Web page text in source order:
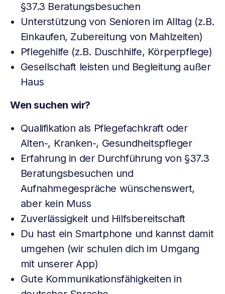
§37.3 Beratungsbesuchen
Unterstützung von Senioren im Alltag (z.B.
Einkaufen, Zubereitung von Mahlzeiten)
Pflegehilfe (z.B. Duschhilfe, Körperpflege)
Gesellschaft leisten und Begleitung außer
Haus
Wen suchen wir?
Qualifikation als Pflegefachkraft oder
Alten-, Kranken-, Gesundheitspfleger
Erfahrung in der Durchführung von §37.3
Beratungsbesuchen und
Aufnahmegespräche wünschenswert,
aber kein Muss
Zuverlässigkeit und Hilfsbereitschaft
Du hast ein Smartphone und kannst damit
umgehen (wir schulen dich im Umgang
mit unserer App)
Gute Kommunikationsfähigkeiten in